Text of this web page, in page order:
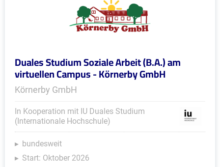
Duales Studium Soziale Arbeit (B.A.) am
virtuellen Campus - Körnerby GmbH
Körnerby GmbH
In Kooperation mit IU Duales Studium
(Internationale Hochschule)
bundesweit
Start: Oktober 2026